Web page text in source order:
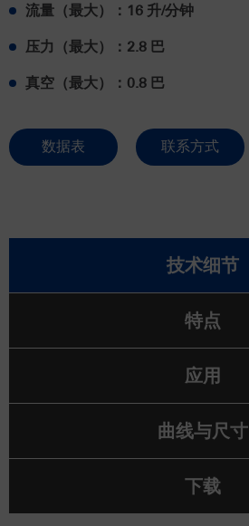
流量（最大）：16 升/分钟
压力（最大）：2.8 巴
真空（最大）：0.8 巴
数据表 联系方式
技术细节
特点
应用
曲线与尺寸
下载